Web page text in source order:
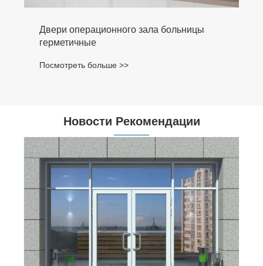
Двери операционного зала больницы
герметичные
Посмотреть больше >>
Новости Рекомендации